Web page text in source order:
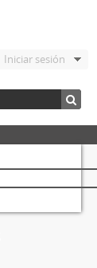
Iniciar sesión